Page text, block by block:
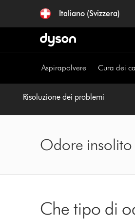
navigazione
Italiano (Svizzera)
Aspirapolvere Cura dei
Risoluzione dei problemi
Odore insolito
Che tipo di